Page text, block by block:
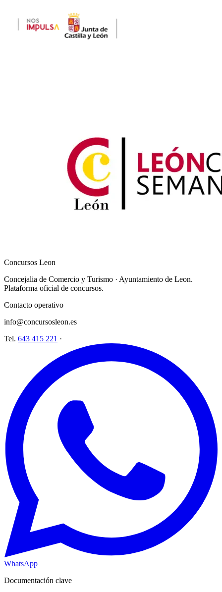
Concursos Leon
Concejalia de Comercio y Turismo · Ayuntamiento de Leon.
Plataforma oficial de concursos.
Contacto operativo
info@concursosleon.es
Tel. 643 415 221 ·
WhatsApp
Documentación clave